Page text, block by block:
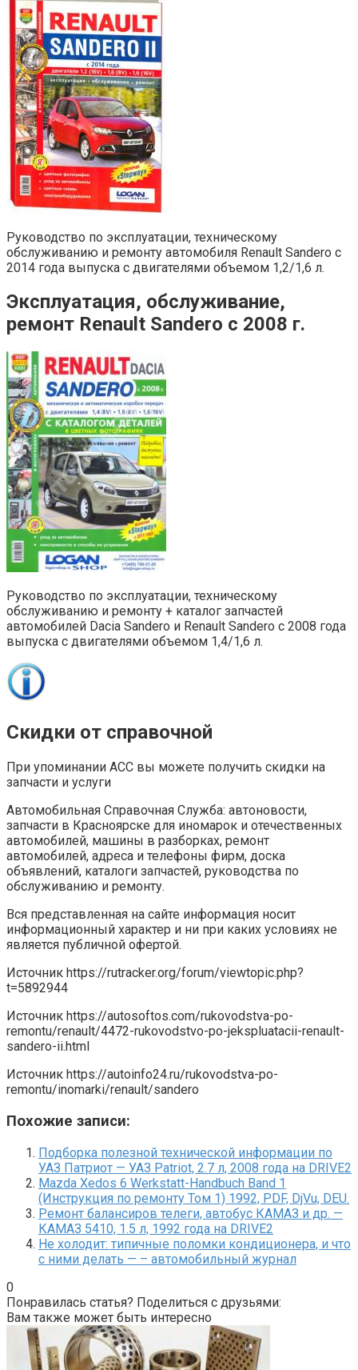
Руководство по эксплуатации, техническому
обслуживанию и ремонту автомобиля Renault Sandero с
2014 года выпуска с двигателями объемом 1,2/1,6 л.
Эксплуатация, обслуживание,
ремонт Renault Sandero с 2008 г.
Руководство по эксплуатации, техническому
обслуживанию и ремонту + каталог запчастей
автомобилей Dacia Sandero и Renault Sandero с 2008 года
выпуска с двигателями объемом 1,4/1,6 л.
Скидки от справочной
При упоминании АСС вы можете получить скидки на
запчасти и услуги
Автомобильная Справочная Служба: автоновости,
запчасти в Красноярске для иномарок и отечественных
автомобилей, машины в разборках, ремонт
автомобилей, адреса и телефоны фирм, доска
объявлений, каталоги запчастей, руководства по
обслуживанию и ремонту.
Вся представленная на сайте информация носит
информационный характер и ни при каких условиях не
является публичной офертой.
Источник https://rutracker.org/forum/viewtopic.php?
t=5892944
Источник https://autosoftos.com/rukovodstva-po-
remontu/renault/4472-rukovodstvo-po-jekspluatacii-renault-
sandero-ii.html
Источник https://autoinfo24.ru/rukovodstva-po-
remontu/inomarki/renault/sandero
Похожие записи:
Подборка полезной технической информации по
УАЗ Патриот — УАЗ Patriot, 2.7 л, 2008 года на DRIVE2
Mazda Xedos 6 Werkstatt-Handbuch Band 1
(Инструкция по ремонту Том 1) 1992, PDF, DjVu, DEU.
Ремонт балансиров телеги, автобус КАМАЗ и др. —
КАМАЗ 5410, 1.5 л, 1992 года на DRIVE2
Не холодит: типичные поломки кондиционера, и что
с ними делать — – автомобильный журнал
0
Понравилась статья? Поделиться с друзьями:
Вам также может быть интересно